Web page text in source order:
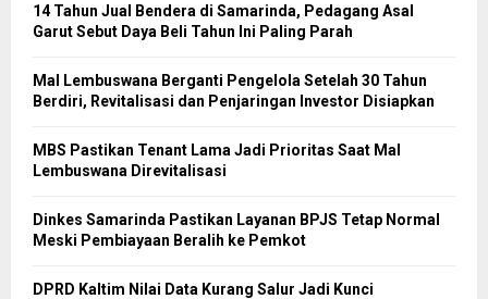
14 Tahun Jual Bendera di Samarinda, Pedagang Asal
Garut Sebut Daya Beli Tahun Ini Paling Parah
Mal Lembuswana Berganti Pengelola Setelah 30 Tahun
Berdiri, Revitalisasi dan Penjaringan Investor Disiapkan
MBS Pastikan Tenant Lama Jadi Prioritas Saat Mal
Lembuswana Direvitalisasi
Dinkes Samarinda Pastikan Layanan BPJS Tetap Normal
Meski Pembiayaan Beralih ke Pemkot
DPRD Kaltim Nilai Data Kurang Salur Jadi Kunci